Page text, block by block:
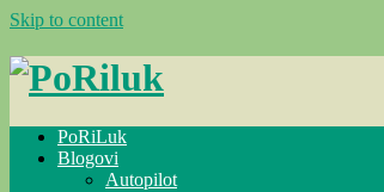
Skip to content
PoRiLuk
Blogovi
Autopilot